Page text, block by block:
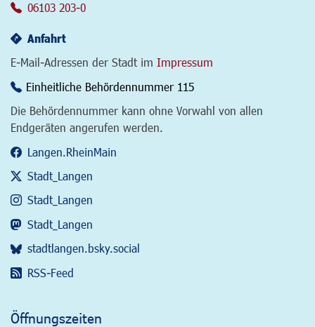
06103 203-0
Anfahrt
E-Mail-Adressen der Stadt im Impressum
Einheitliche Behördennummer 115
Die Behördennummer kann ohne Vorwahl von allen
Endgeräten angerufen werden.
Langen.RheinMain
Stadt_Langen
Stadt_Langen
Stadt_Langen
stadtlangen.bsky.social
RSS-Feed
Öffnungszeiten